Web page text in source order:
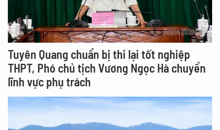
Tuyên Quang chuẩn bị thi lại tốt nghiệp
THPT, Phó chủ tịch Vương Ngọc Hà chuyển
lĩnh vực phụ trách